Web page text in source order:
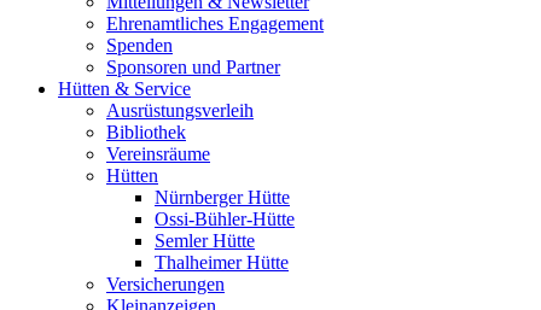
Ehrenamtliches Engagement
Spenden
Sponsoren und Partner
Hütten & Service
Ausrüstungsverleih
Bibliothek
Vereinsräume
Hütten
Nürnberger Hütte
Ossi-Bühler-Hütte
Semler Hütte
Thalheimer Hütte
Versicherungen
Kleinanzeigen